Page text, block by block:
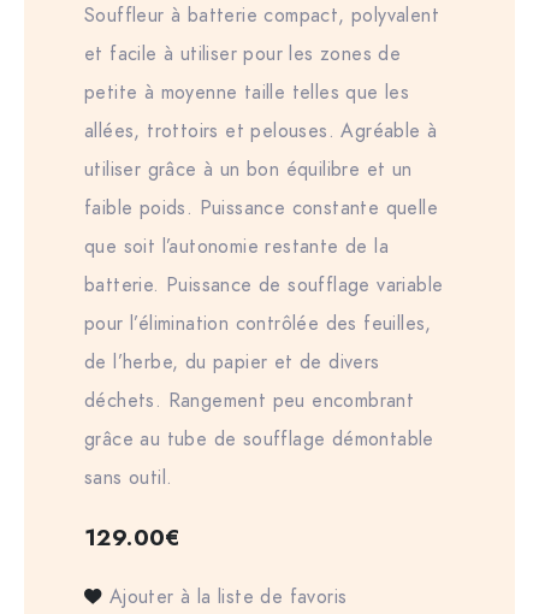
Souffleur à batterie compact, polyvalent
et facile à utiliser pour les zones de
petite à moyenne taille telles que les
allées, trottoirs et pelouses. Agréable à
utiliser grâce à un bon équilibre et un
faible poids. Puissance constante quelle
que soit l’autonomie restante de la
batterie. Puissance de soufflage variable
pour l’élimination contrôlée des feuilles,
de l’herbe, du papier et de divers
déchets. Rangement peu encombrant
grâce au tube de soufflage démontable
sans outil.
129.00€
Ajouter à la liste de favoris